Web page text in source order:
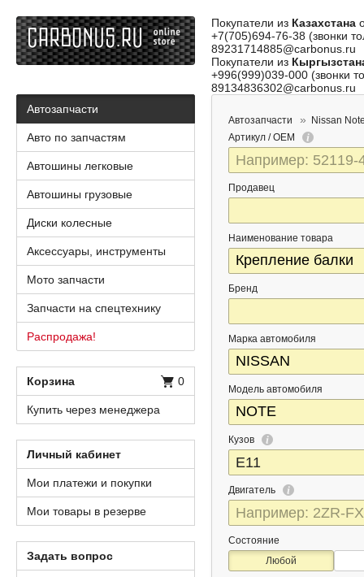
Покупатели из Казахстана
+7(705)694-76-38 (звонки
89231714885@carbonus.ru
Покупатели из
+996(999)039-000 (звонки
89134836302@carbonus.ru
Автозапчасти
Nissan
Артикул / OEM
Продавец
Наименование товара
Бренд
Марка автомобиля
Модель автомобиля
Кузов
Двигатель
Состояние
Любой
Автозапчасти
Авто по запчастям
Автошины легковые
Автошины грузовые
Диски колесные
Аксессуары, инструменты
Мото запчасти
Запчасти на спецтехнику
Распродажа!
Корзина 0
Купить через менеджера
Личный кабинет
Мои платежи и покупки
Мои товары в резерве
Задать вопрос